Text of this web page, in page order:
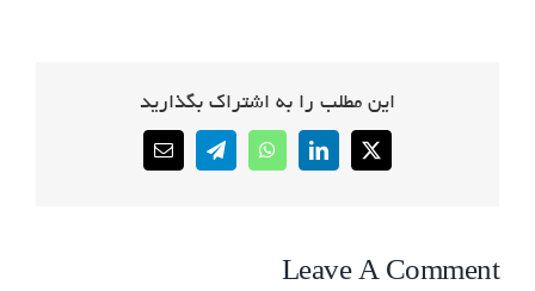
این مطلب را به اشتراک بگذارید
X
LinkedIn
WhatsApp
Telegram
Email
Leave A Comment